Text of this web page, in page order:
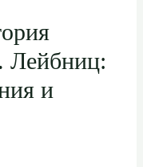
Лейбниц:
и